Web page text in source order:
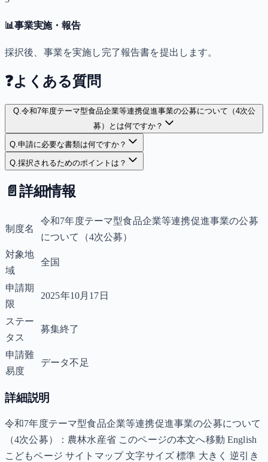
📊事業実施・報告
採択後、事業を実施し完了報告書を提出します。
❓よくある質問
Q.令和7年度テーマ型食品企業等連携促進事業の公募について（4次公
募）とは何ですか？
Q.申請に必要な書類は何ですか？
Q.採択されるためのポイントは？
📄 詳細情報
制度名
令和7年度テーマ型食品企業等連携促進事業の公募
について（4次公募）
対象地
域
全国
申請期
限
2025年10月17日
ステー
タス
募集終了
申請難
易度
データ不足
詳細説明
令和7年度テーマ型食品企業等連携促進事業の公募について
（4次公募）：農林水産省 このページの本文へ移動 English
こどもページ サイトマップ 文字サイズ 標準 大きく 逆引き